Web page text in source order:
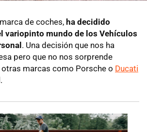
de coches, ha decidido
variopinto mundo de los Vehículos
. Una decisión que nos ha
pero que no nos sorprende
marcas como Porsche o Ducati